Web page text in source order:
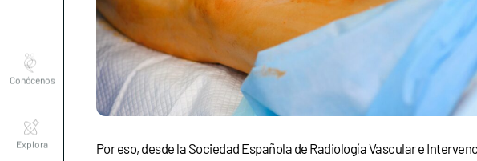
Por eso, desde la Sociedad Española de Radiología Vascular e